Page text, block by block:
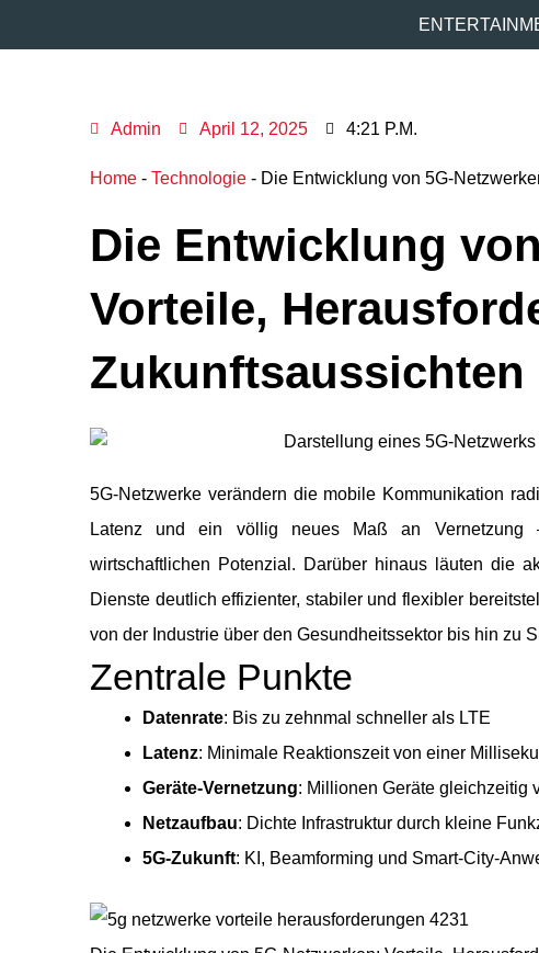
Admin April 12, 2025 4:21 P.m.
Home - Technologie - Die Entwicklung von 5G-
Die Entwicklung
Vorteile,
Zukunftsaussichten
5G-Netzwerke verändern die mobile Kommunikation
Latenz und ein völlig neues Maß an Vernetzung
wirtschaftlichen Potenzial. Darüber hinaus läuten die
Dienste deutlich effizienter, stabiler und flexibler
von der Industrie über den Gesundheitssektor bis hin zu
Zentrale Punkte
Datenrate: Bis zu zehnmal schneller als LTE
Latenz: Minimale Reaktionszeit von einer
Geräte-Vernetzung: Millionen Geräte gleichzeitig
Netzaufbau: Dichte Infrastruktur durch kleine
5G-Zukunft: KI, Beamforming und Smart-City-